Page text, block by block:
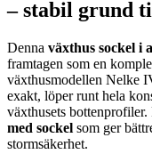
– stabil grund
Denna växthus sockel i
framtagen som en
växthusmodellen Nelke
exakt, löper runt hela
växthusets bottenprofiler.
med sockel som ger
stormsäkerhet.